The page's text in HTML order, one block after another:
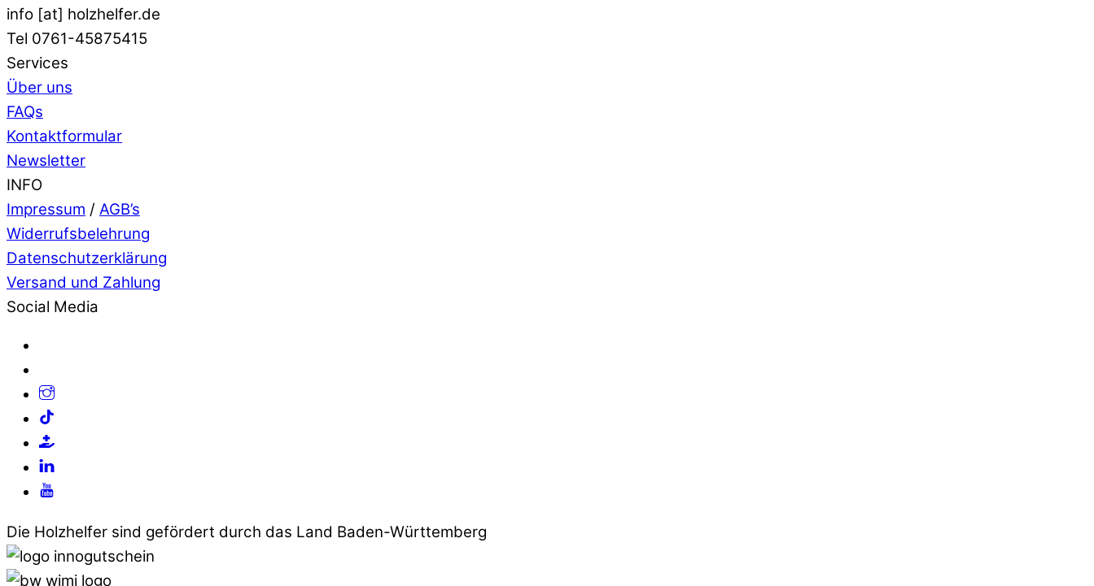
info [at] holzhelfer.de
Tel 0761-45875415
Services
Über uns
FAQs
Kontaktformular
Newsletter
INFO
Impressum / AGB’s
Widerrufsbelehrung
Datenschutzerklärung
Versand und Zahlung
Social Media
Die Holzhelfer sind gefördert durch das Land Baden-Württemberg